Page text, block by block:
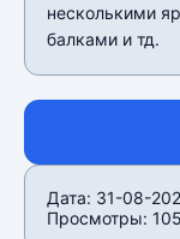
несколькими
балками и тд.
Дата: 31-08-
Просмотры: 105